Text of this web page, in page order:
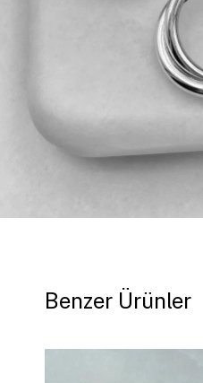
Benzer Ürünler